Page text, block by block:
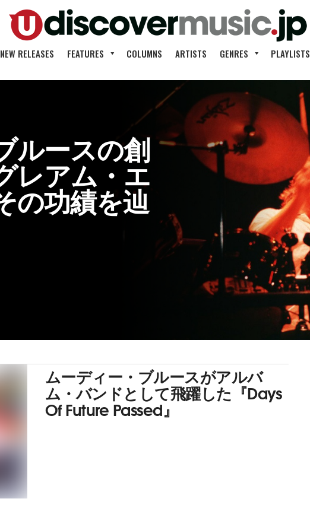
NEW RELEASES FEATURES COLUMNS ARTISTS GENRES PLAYLISTS
ルースの創
レアム・エ
の功績を辿
ムーディー・ブルースがアルバ
ム・バンドとして飛躍した『Days
Of Future Passed』